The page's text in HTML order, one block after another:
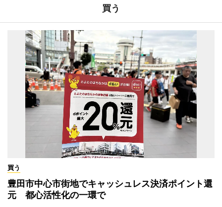
買う
買う
豊田市中心市街地でキャッシュレス決済ポイント還
元 都心活性化の一環で